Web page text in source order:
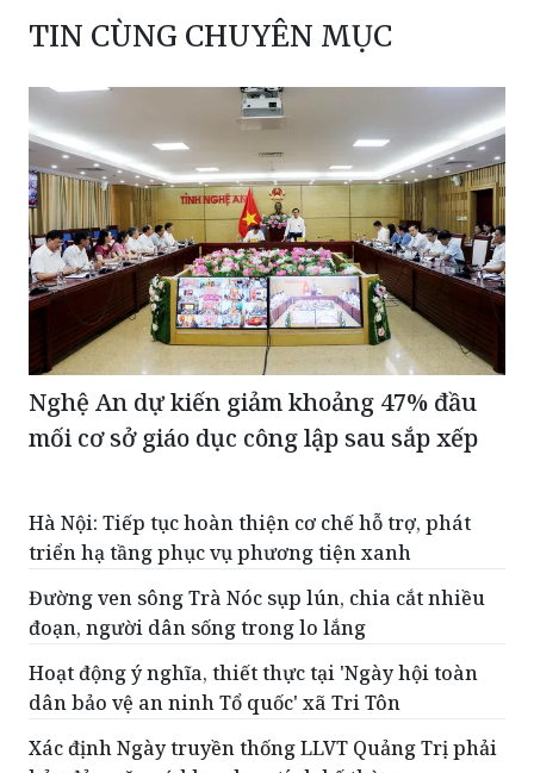
TIN CÙNG CHUYÊN MỤC
Nghệ An dự kiến giảm khoảng 47% đầu
mối cơ sở giáo dục công lập sau sắp xếp
Hà Nội: Tiếp tục hoàn thiện cơ chế hỗ trợ, phát
triển hạ tầng phục vụ phương tiện xanh
Đường ven sông Trà Nóc sụp lún, chia cắt nhiều
đoạn, người dân sống trong lo lắng
Hoạt động ý nghĩa, thiết thực tại 'Ngày hội toàn
dân bảo vệ an ninh Tổ quốc' xã Tri Tôn
Xác định Ngày truyền thống LLVT Quảng Trị phải